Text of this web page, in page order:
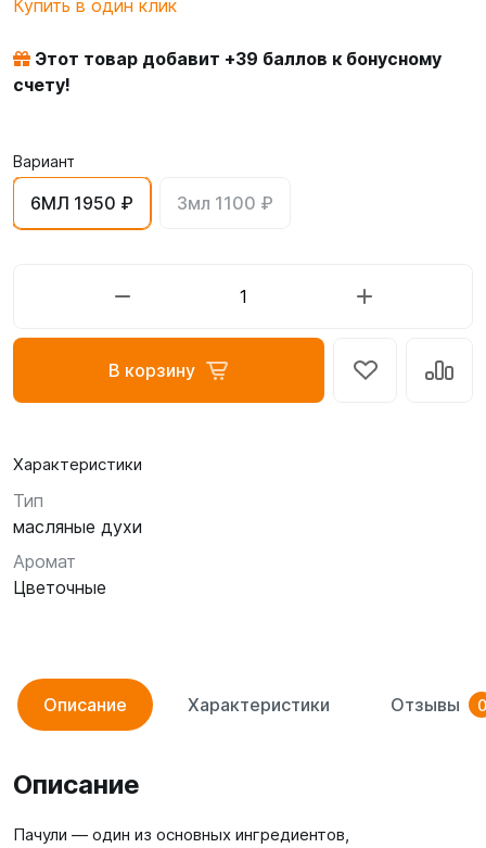
Купить в один клик
Этот товар добавит +39 баллов к бонусному
счету!
Вариант
6МЛ 1950 ₽ 3мл 1100 ₽
В корзину
Характеристики
Тип
масляные духи
Аромат
Цветочные
Описание Характеристики Отзывы 0
Описание
Пачули — один из основных ингредиентов,